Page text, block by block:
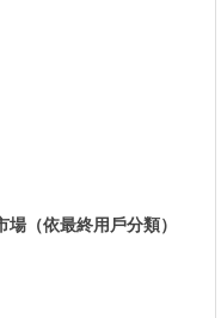
（依最終用戶分類）